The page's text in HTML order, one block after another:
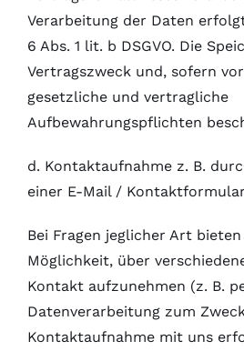
Verarbeitung der Daten
6 Abs. 1 lit. b DSGVO. Die
Vertragszweck und, sofern
gesetzliche und vertragliche
Aufbewahrungspflichten
d. Kontaktaufnahme z. B.
einer E-Mail / Kontaktformular
Bei Fragen jeglicher Art
Möglichkeit, über
Kontakt aufzunehmen (z. B.
Datenverarbeitung zum
Kontaktaufnahme mit uns